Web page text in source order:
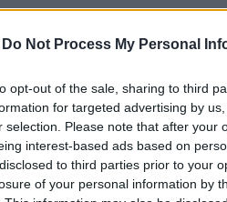
Do Not Process My Personal
opt-out of the sale, sharing to third
for targeted advertising by
selection. Please note that after your
interest-based ads based on
to third parties prior to your
of your personal information by
a Waberer's ma reggel
valamint Végh
Cselovszki Róbert, az
tartott Budapesten. Az
a Link lengyel